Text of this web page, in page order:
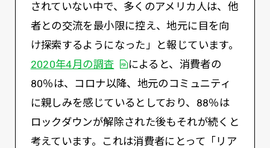
されていない中で、多くのアメリカ人は、他
者との交流を最小限に控え、地元に目を向
け探索するようになった」と報じています。
2020年4月の調査PDFを開く
によると、消費者の
80％は、コロナ以降、地元のコミュニティ
に親しみを感じているとしており、88％は
ロックダウンが解除された後もそれが続くと
考えています。これは消費者にとって「リア